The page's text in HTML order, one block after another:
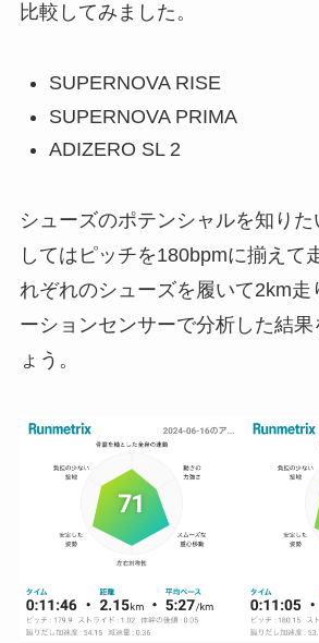
比較してみました。
SUPERNOVA RISE
SUPERNOVA PRIMA
ADIZERO SL 2
シューズのポテンシャルを知りた
してはピッチを180bpmに揃えて
れぞれのシューズを履いて2km走
ーションセンサーで分析した結果
ょう。